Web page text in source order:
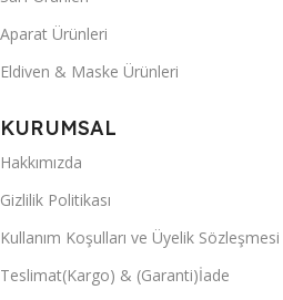
Aparat Ürünleri
Eldiven & Maske Ürünleri
KURUMSAL
Hakkımızda
Gizlilik Politikası
Kullanım Koşulları ve Üyelik Sözleşmesi
Teslimat(Kargo) & (Garanti)İade